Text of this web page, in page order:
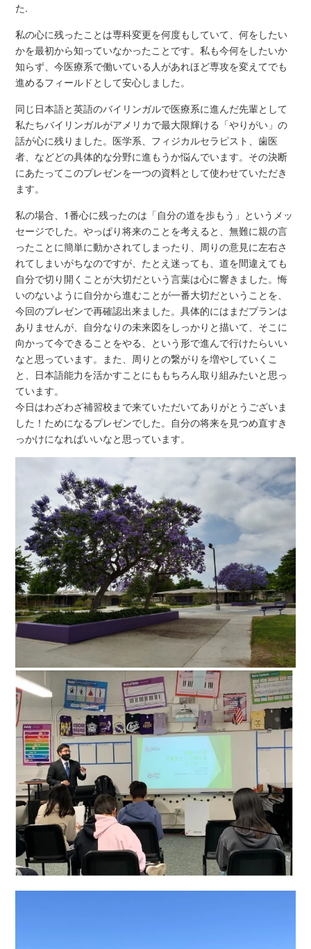
た.
私の心に残ったことは専科変更を何度もしていて、何をしたい
かを最初から知っていなかったことです。私も今何をしたいか
知らず、今医療系で働いている人があれほど専攻を変えてでも
進めるフィールドとして安心しました。
同じ日本語と英語のバイリンガルで医療系に進んだ先輩として
私たちバイリンガルがアメリカで最大限輝ける「やりがい」の
話が心に残りました。医学系、フィジカルセラピスト、歯医
者、などどの具体的な分野に進もうか悩んでいます。その決断
にあたってこのプレゼンを一つの資料として使わせていただき
ます。
私の場合、1番心に残ったのは「自分の道を歩もう」というメッ
セージでした。やっぱり将来のことを考えると、無難に親の言
ったことに簡単に動かされてしまったり、周りの意見に左右さ
れてしまいがちなのですが、たとえ迷っても、道を間違えても
自分で切り開くことが大切だという言葉は心に響きました。悔
いのないように自分から進むことが一番大切だということを、
今回のプレゼンで再確認出来ました。具体的にはまだプランは
ありませんが、自分なりの未来図をしっかりと描いて、そこに
向かって今できることをやる、という形で進んで行けたらいい
なと思っています。また、周りとの繋がりを増やしていくこ
と、日本語能力を活かすことにももちろん取り組みたいと思っ
ています。
今日はわざわざ補習校まで来ていただいてありがとうございま
した！ためになるプレゼンでした。自分の将来を見つめ直すき
っかけになればいいなと思っています。